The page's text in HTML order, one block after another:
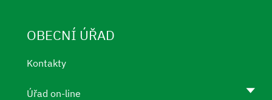
OBECNÍ ÚŘAD
Kontakty
Úřad on-line